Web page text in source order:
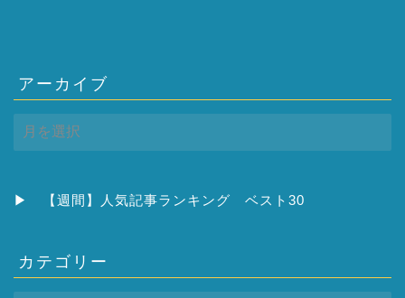
アーカイブ
ア
ー
ブ
▶ 【週間】人気記事ランキング ベスト30
カテゴリー